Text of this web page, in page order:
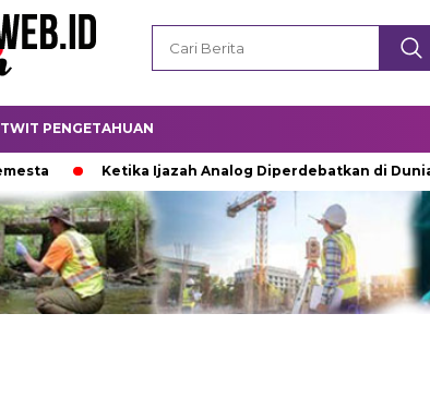
TWIT PENGETAHUAN
Ketika Ijazah Analog Diperdebatkan di Dunia Digital